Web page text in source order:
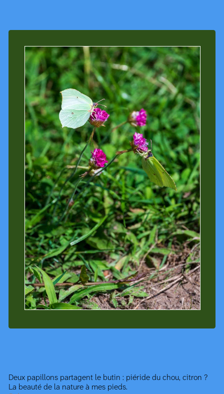
Deux papillons partagent le butin : piéride du chou, citron ?
La beauté de la nature à mes pieds.